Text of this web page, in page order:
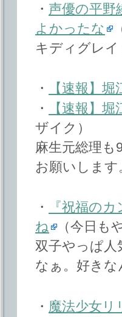
・ 声優の平野
よかったな
キディグレイ
・
【速報】
・
【速報】
ザイク）
麻生元総理
お願いします
・
『祝福の
ね
（今日も
双子やっぱ
なぁ。好きな
・ 魔法少女リ